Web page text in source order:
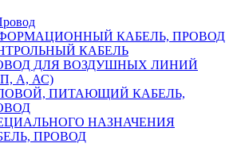
КАБЕЛЬ, ПРОВОД
КАБЕЛЬ
ДЛЯ ВОЗДУШНЫХ ЛИНИЙ
А, АС)
ПИТАЮЩИЙ КАБЕЛЬ,
НАЗНАЧЕНИЯ
ПРОВОД